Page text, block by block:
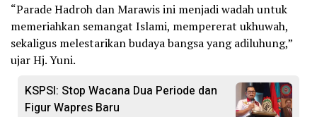
“Parade Hadroh dan Marawis ini menjadi wadah untuk
memeriahkan semangat Islami, mempererat ukhuwah,
sekaligus melestarikan budaya bangsa yang adiluhung,”
ujar Hj. Yuni.
KSPSI: Stop Wacana Dua Periode dan
Figur Wapres Baru